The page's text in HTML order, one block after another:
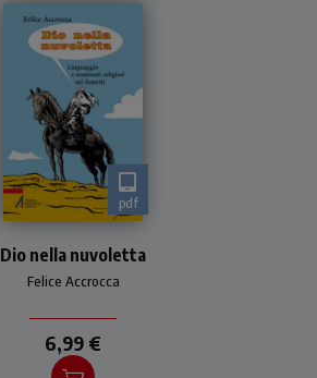
pdf
narra la sua passione per il
fumetto western
Felice Accrocca
Dio nella nuvoletta
6,99 €